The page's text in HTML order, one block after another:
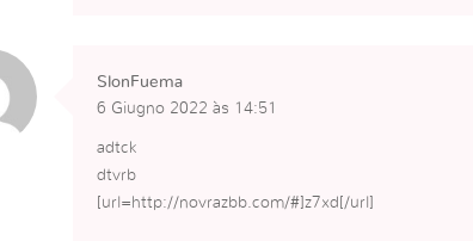
SlonFuema
6 Giugno 2022 às 14:51
adtck
dtvrb
[url=http://novrazbb.com/#]z7xd[/url]